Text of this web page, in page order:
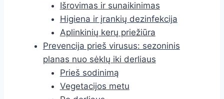
Išrovimas ir sunaikinimas
Higiena ir įrankių dezinfekcija
Aplinkinių kerų priežiūra
Prevencija prieš virusus: sezoninis
planas nuo sėklų iki derliaus
Prieš sodinimą
Vegetacijos metu